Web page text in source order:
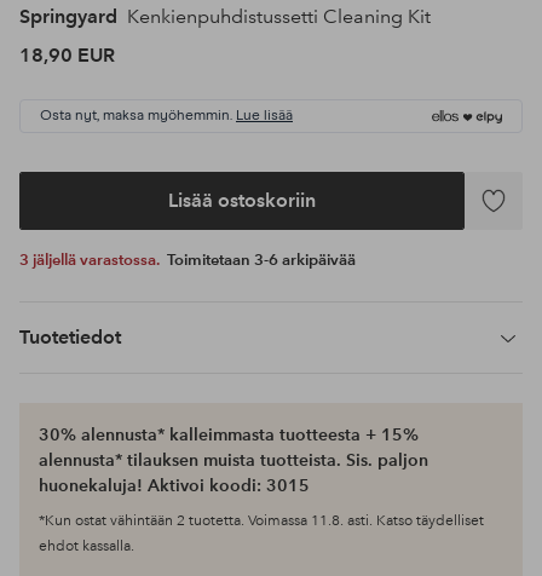
Springyard
Kenkienpuhdistussetti Cleaning Kit
18,90 EUR
Osta nyt, maksa myöhemmin. Lue lisää
Lisää ostoskoriin
Lisää
3 jäljellä varastossa. Toimitetaan 3-6 arkipäivää
Tuotetiedot
30% alennusta* kalleimmasta tuotteesta + 15%
alennusta* tilauksen muista tuotteista. Sis. paljon
huonekaluja! Aktivoi koodi: 3015
*Kun ostat vähintään 2 tuotetta. Voimassa 11.8. asti. Katso täydelliset
ehdot kassalla.